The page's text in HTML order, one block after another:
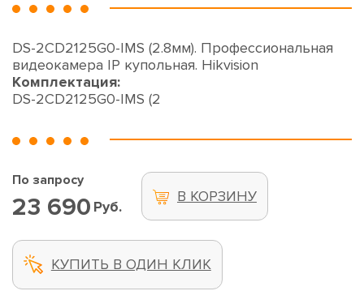
DS-2CD2125G0-IMS (2.8мм). Профессиональная
видеокамера IP купольная. Hikvision
Комплектация:
DS-2CD2125G0-IMS (2
По запросу
23 690 Руб.
В КОРЗИНУ
КУПИТЬ В ОДИН КЛИК